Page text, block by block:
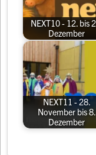
NEXT10 - 12. bis
Dezember
NEXT11 - 28.
November bis 8.
Dezember